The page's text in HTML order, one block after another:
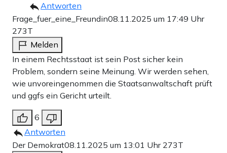
Antworten
Frage_fuer_eine_Freundin08.11.2025 um 17:49 Uhr
273T
Melden
In einem Rechtsstaat ist sein Post sicher kein
Problem, sondern seine Meinung. Wir werden sehen,
wie unvoreingenommen die Staatsanwaltschaft prüft
und ggfs ein Gericht urteilt.
6
Antworten
Der Demokrat08.11.2025 um 13:01 Uhr 273T